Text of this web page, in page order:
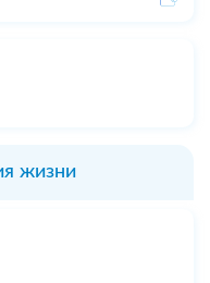
жизни